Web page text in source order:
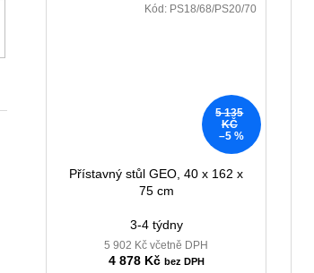
5 135
KČ
–5 %
Přístavný stůl GEO, 40 x 162 x
75 cm
3-4 týdny
5 902 Kč včetně DPH
4 878 Kč
Kód: PS18/68/PS20/70